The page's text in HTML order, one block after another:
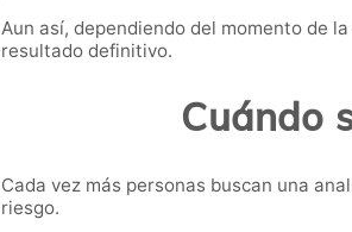
Aun así, dependiendo del momento de
resultado definitivo.
Cuándo
Cada vez más personas buscan una
riesgo.